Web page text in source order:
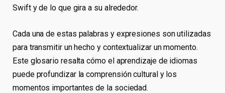
Swift y de lo que gira a su alrededor.
Cada una de estas palabras y expresiones son utilizadas
para transmitir un hecho y contextualizar un momento.
Este glosario resalta cómo el aprendizaje de idiomas
puede profundizar la comprensión cultural y los
momentos importantes de la sociedad.